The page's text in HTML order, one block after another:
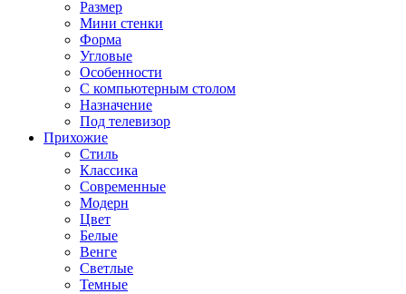
Размер
Мини стенки
Форма
Угловые
Особенности
С компьютерным столом
Назначение
Под телевизор
Прихожие
Стиль
Классика
Современные
Модерн
Цвет
Белые
Венге
Светлые
Темные